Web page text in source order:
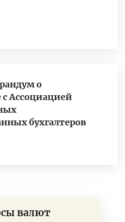
о
с Ассоциацией
бухгалтеров
валют